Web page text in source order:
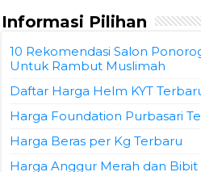
Informasi Pilihan
10 Rekomendasi Salon
Untuk Rambut Muslimah
Daftar Harga Helm KYT
Harga Foundation Purbasari
Harga Beras per Kg Terbaru
Harga Anggur Merah dan